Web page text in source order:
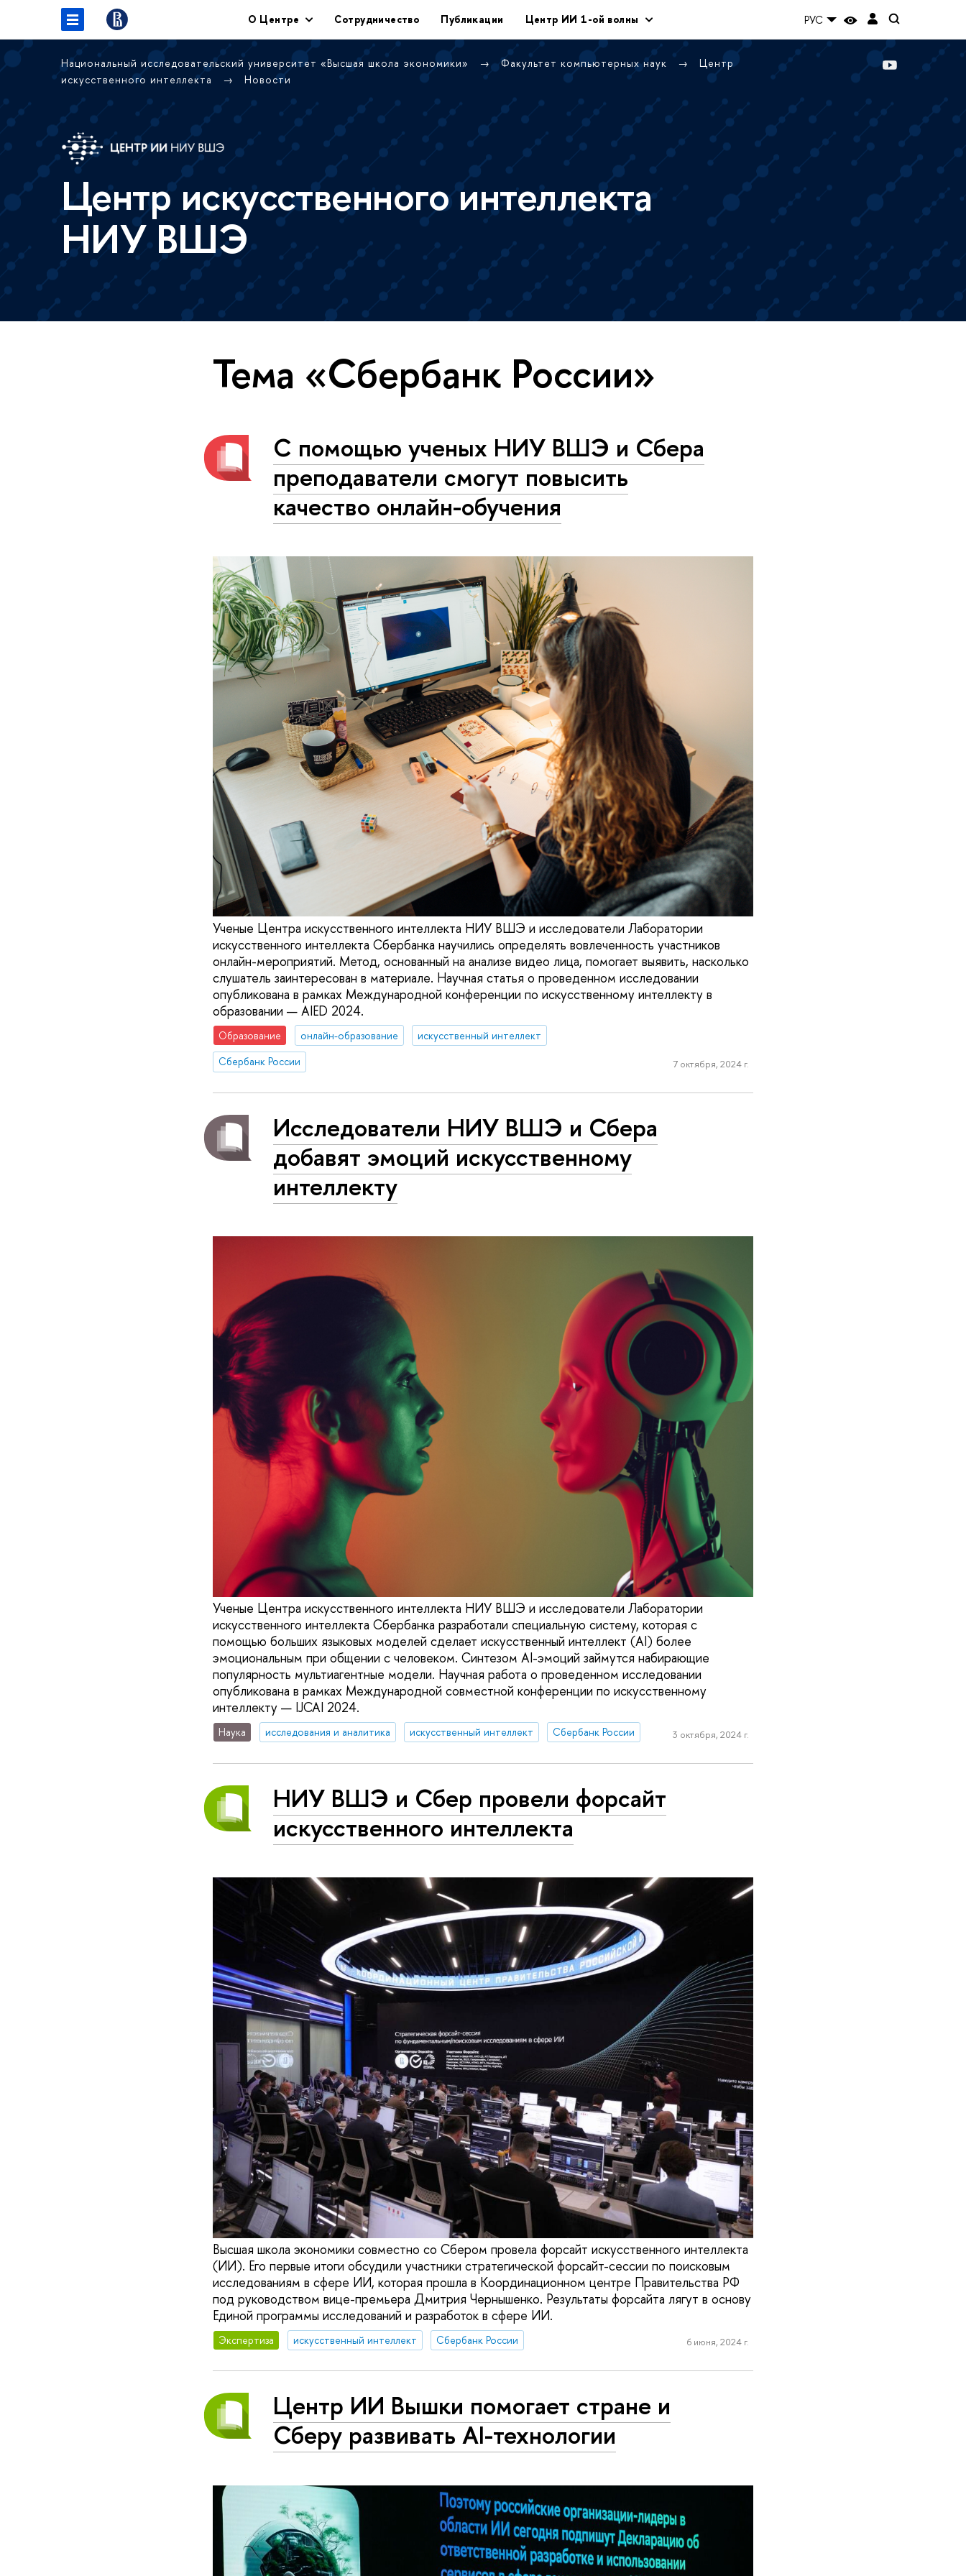
О Центре Сотрудничество Публикации Центр ИИ 1-ой волны РУС
Национальный исследовательский университет «Высшая школа экономики» Факультет компьютерных наук
Центр
искусственного интеллекта
Новости
Центр искусственного интеллекта
НИУ ВШЭ
Тема «Сбербанк России»
С помощью ученых НИУ ВШЭ и Сбера
преподаватели смогут повысить
качество онлайн-обучения
Ученые Центра искусственного интеллекта НИУ ВШЭ и исследователи Лаборатории
искусственного интеллекта Сбербанка научились определять вовлеченность участников
онлайн-мероприятий. Метод, основанный на анализе видео лица, помогает выявить, насколько
слушатель заинтересован в материале. Научная статья о проведенном исследовании
опубликована в рамках Международной конференции по искусственному интеллекту в
образовании — AIED 2024.
Образование онлайн-образование
искусственный интеллект
Сбербанк России
7 октября, 2024 г.
Исследователи НИУ ВШЭ и Сбера
добавят эмоций искусственному
интеллекту
Ученые Центра искусственного интеллекта НИУ ВШЭ и исследователи Лаборатории
искусственного интеллекта Сбербанка разработали специальную систему, которая с
помощью больших языковых моделей сделает искусственный интеллект (AI) более
эмоциональным при общении с человеком. Синтезом AI-эмоций займутся набирающие
популярность мультиагентные модели. Научная работа о проведенном исследовании
опубликована в рамках Международной совместной конференции по искусственному
интеллекту — IJCAI 2024.
Наука исследования и аналитика искусственный интеллект Сбербанк России 3 октября, 2024 г.
НИУ ВШЭ и Сбер провели форсайт
искусственного интеллекта
Высшая школа экономики совместно со Сбером провела форсайт искусственного интеллекта
(ИИ). Его первые итоги обсудили участники стратегической форсайт-сессии по поисковым
исследованиям в сфере ИИ, которая прошла в Координационном центре Правительства РФ
под руководством вице-премьера Дмитрия Чернышенко. Результаты форсайта лягут в основу
Единой программы исследований и разработок в сфере ИИ.
Экспертиза искусственный интеллект Сбербанк России 6 июня, 2024 г.
Центр ИИ Вышки помогает стране и
Сберу развивать AI-технологии